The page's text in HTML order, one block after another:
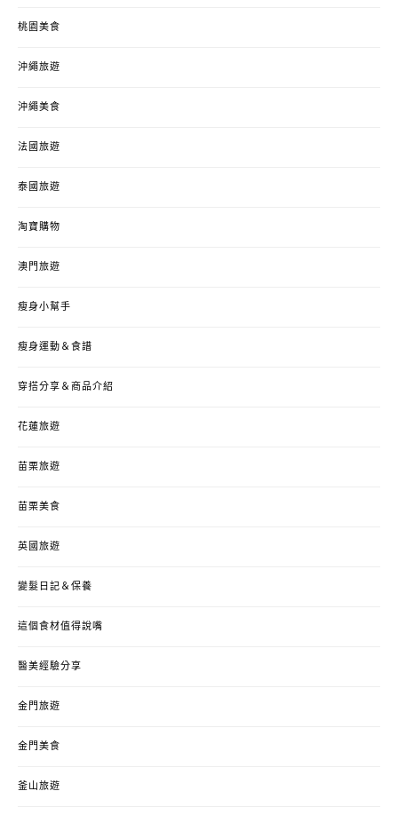
桃園美食
沖繩旅遊
沖繩美食
法國旅遊
泰國旅遊
淘寶購物
澳門旅遊
瘦身小幫手
瘦身運動＆食譜
穿搭分享＆商品介紹
花蓮旅遊
苗栗旅遊
苗栗美食
英國旅遊
變髮日記＆保養
這個食材值得說嘴
醫美經驗分享
金門旅遊
金門美食
釜山旅遊